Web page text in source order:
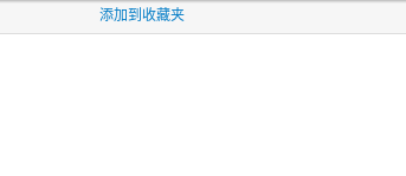
添加到收藏夹